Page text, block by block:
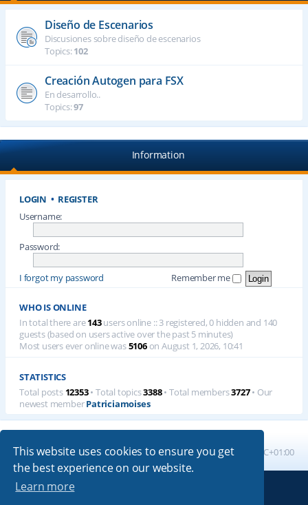
This website uses cookies to ensure you get
the best experience on our website.
Learn more
Diseño de Escenarios
Discusiones sobre diseño de escenarios
Topics:102
Creación Autogen para FSX
En desarrollo..
Topics:97
Information
LOGIN • REGISTER
Username:
Password:
I forgot my password Remember me
WHO IS ONLINE
In total there are143users online :: 3 registered, 0 hidden and 140
guests (based on users active over the past 5 minutes)
Most users ever online was5106on August 1, 2026, 10:41
STATISTICS
Total posts 12353• Total topics3388• Total members3727• Our
newest memberPatriciamoises
Board index All times are UTC+01:00